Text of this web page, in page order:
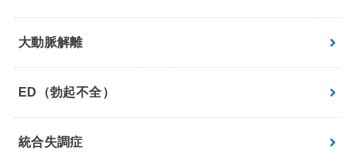
大動脈解離
ED（勃起不全）
統合失調症